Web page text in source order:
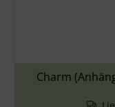
Charm